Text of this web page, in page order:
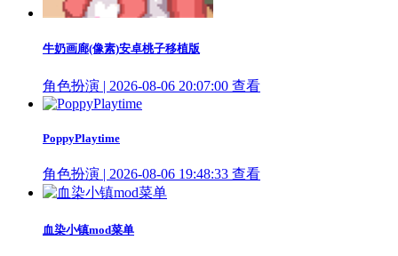
牛奶画廊(像素)安卓桃子移植版
角色扮演 | 2026-08-06 20:07:00 查看
PoppyPlaytime
角色扮演 | 2026-08-06 19:48:33 查看
血染小镇mod菜单